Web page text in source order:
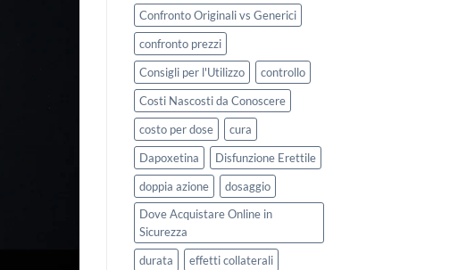
Confronto Originali vs Generici
confronto prezzi
Consigli per l'Utilizzo
controllo
Costi Nascosti da Conoscere
costo per dose
cura
Dapoxetina
Disfunzione Erettile
doppia azione
dosaggio
Dove Acquistare Online in
Sicurezza
durata
effetti collaterali